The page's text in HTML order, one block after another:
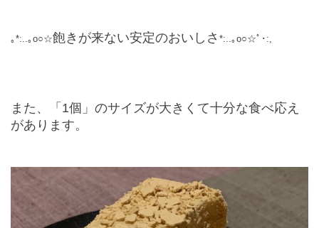
｡*:..｡o○☆飽きが来ない安定のおいしさ *:..｡o○☆ﾟ･:,
また、「 1個」のサイズが大きくて十分な食べ応え
があります。